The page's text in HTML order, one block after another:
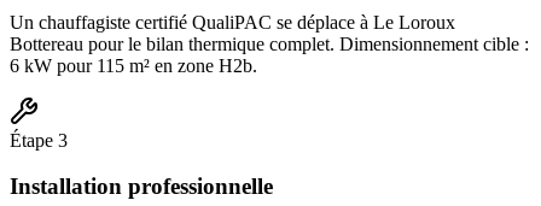
Un chauffagiste certifié QualiPAC se déplace à Le Loroux
Bottereau pour le bilan thermique complet. Dimensionnement cible :
6 kW pour 115 m² en zone H2b.
Étape 3
Installation professionnelle